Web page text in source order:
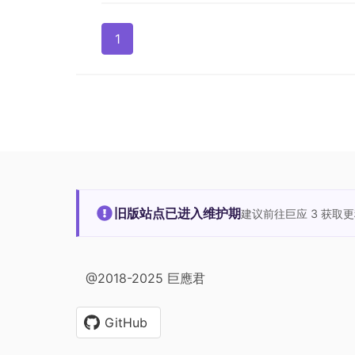
1
旧版站点已进入维护期建议前往巨应 3 获取
@2018-2025 巨應君
GitHub